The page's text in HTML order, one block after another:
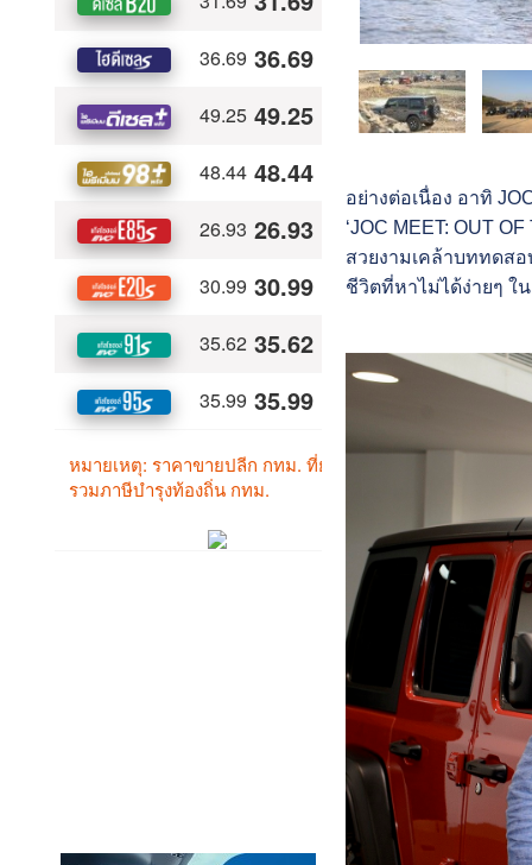
อย่างต่อเนื่อง อาทิ
‘JOC MEET: OUT
สวยงามเคล้าบททดส
ชีวิตที่หาไม่ได้ง่ายๆ ใน